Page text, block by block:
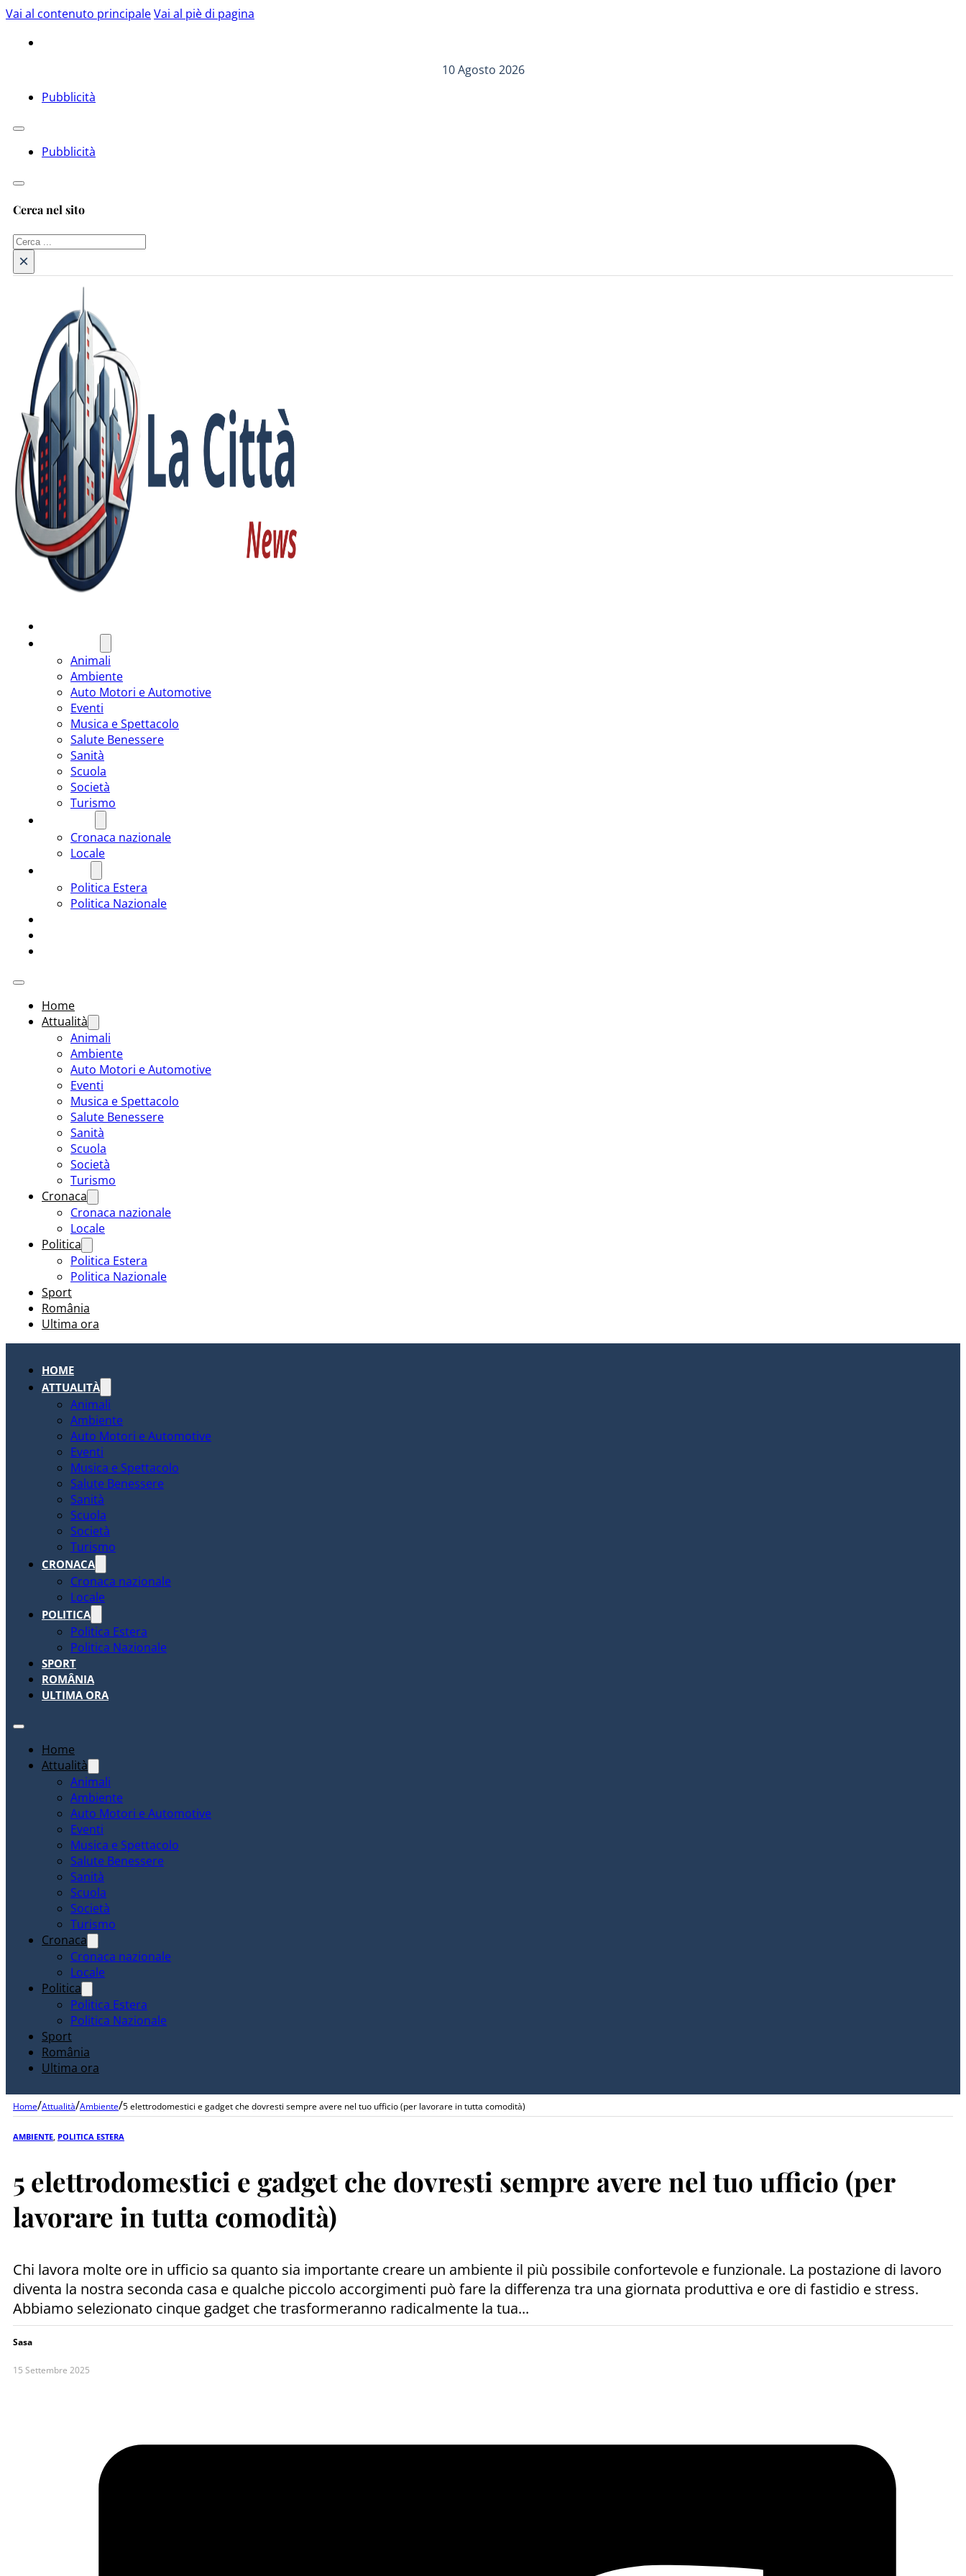
Vai al contenuto principaleVai al piè di pagina
10 Agosto 2026
Pubblicità
Pubblicità
Cerca nel sito
Cerca
×
Animali
Ambiente
Auto Motori e Automotive
Eventi
Musica e Spettacolo
Salute Benessere
Sanità
Scuola
Società
Turismo
Cronaca nazionale
Locale
Politica Estera
Politica Nazionale
Home
Attualità
Animali
Ambiente
Auto Motori e Automotive
Eventi
Musica e Spettacolo
Salute Benessere
Sanità
Scuola
Società
Turismo
Cronaca
Cronaca nazionale
Locale
Politica
Politica Estera
Politica Nazionale
Sport
România
Ultima ora
HOME
ATTUALITÀ
Animali
Ambiente
Auto Motori e Automotive
Eventi
Musica e Spettacolo
Salute Benessere
Sanità
Scuola
Società
Turismo
CRONACA
Cronaca nazionale
Locale
POLITICA
Politica Estera
Politica Nazionale
SPORT
ROMÂNIA
ULTIMA ORA
Home
Attualità
Animali
Ambiente
Auto Motori e Automotive
Eventi
Musica e Spettacolo
Salute Benessere
Sanità
Scuola
Società
Turismo
Cronaca
Cronaca nazionale
Locale
Politica
Politica Estera
Politica Nazionale
Sport
România
Ultima ora
Home/Attualità/Ambiente/5 elettrodomestici e gadget che dovresti sempre avere nel tuo ufficio (per lavorare in tutta comodità)
AMBIENTE POLITICA ESTERA
5 elettrodomestici e gadget che dovresti sempre avere nel tuo ufficio (per
lavorare in tutta comodità)
Chi lavora molte ore in ufficio sa quanto sia importante creare un ambiente il più possibile confortevole e funzionale. La postazione di lavoro
diventa la nostra seconda casa e qualche piccolo accorgimenti può fare la differenza tra una giornata produttiva e ore di fastidio e stress.
Abbiamo selezionato cinque gadget che trasformeranno radicalmente la tua...
Sasa
15 Settembre 2025